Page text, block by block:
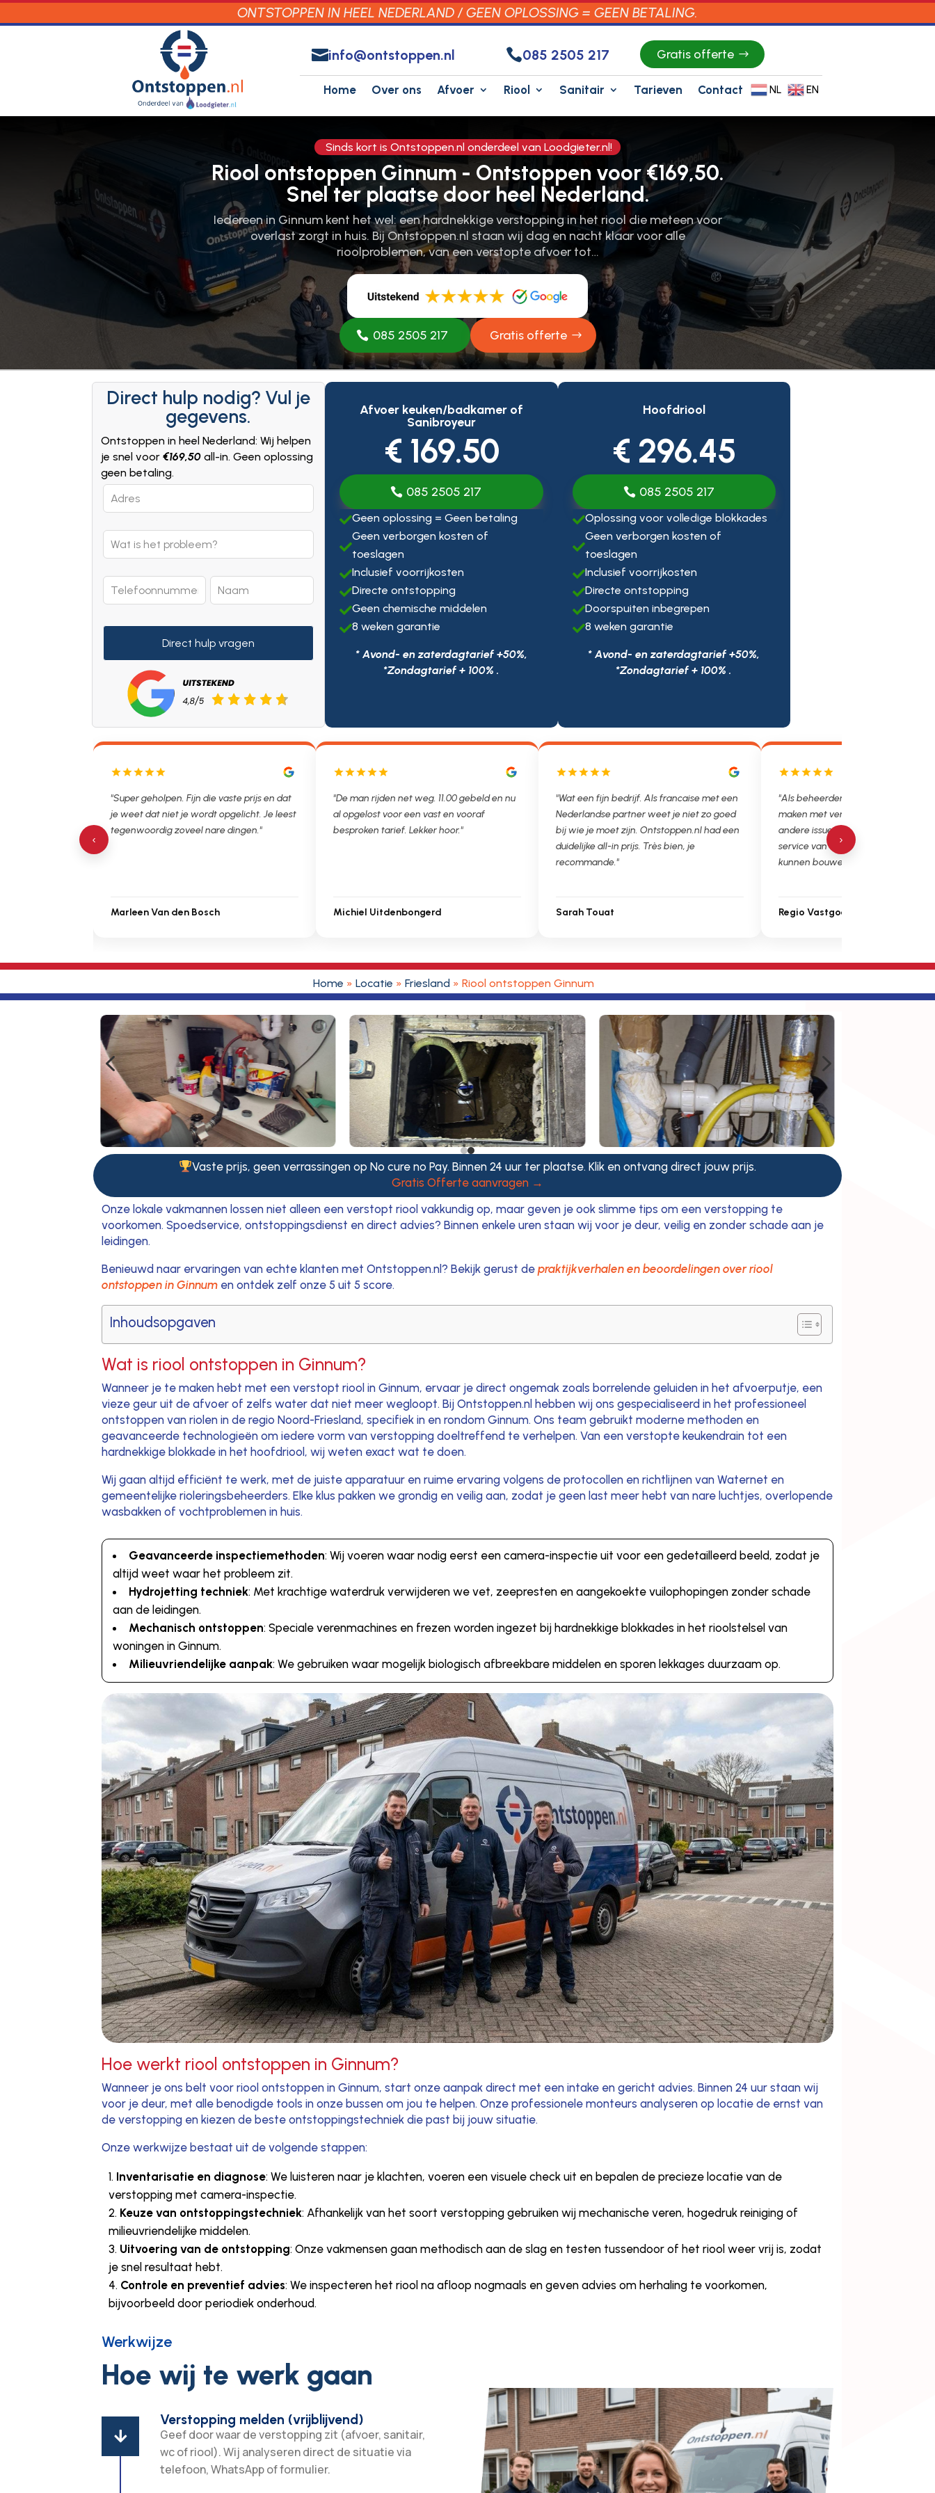
ONTSTOPPEN IN HEEL NEDERLAND / GEEN OPLOSSING = GEEN BETALING.
info@ontstoppen.nl 085 2505 217 Gratis offerte
Home Over ons Afvoer Riool Sanitair Tarieven Contact NL EN
Sinds kort is Ontstoppen.nl onderdeel van Loodgieter.nl!
Riool ontstoppen Ginnum - Ontstoppen voor €169,50.
Snel ter plaatse door heel Nederland.
Iedereen in Ginnum kent het wel: een hardnekkige verstopping in het riool die meteen voor
overlast zorgt in huis.​ Bij Ontstoppen.​nl staan wij dag en nacht klaar voor alle
rioolproblemen, van een verstopte afvoer tot…
085 2505 217 Gratis offerte
Direct hulp nodig? Vul je
gegevens.
Ontstoppen in heel Nederland: Wij helpen
je snel voor €169,50 all-in. Geen oplossing
geen betaling.
Leave
this
blank
Direct hulp vragen
Afvoer keuken/badkamer of
Sanibroyeur
€ 169.50
085 2505 217
Geen oplossing = Geen betaling

Geen verborgen kosten of
toeslagen
Inclusief voorrijkosten
Directe ontstopping
Geen chemische middelen
8 weken garantie
* Avond- en zaterdagtarief +50%,
*Zondagtarief + 100% .
Hoofdriool
€ 296.45
085 2505 217
Oplossing voor volledige blokkades

Geen verborgen kosten of
toeslagen
Inclusief voorrijkosten
Directe ontstopping
Doorspuiten inbegrepen
8 weken garantie
* Avond- en zaterdagtarief +50%,
*Zondagtarief + 100% .
"Super geholpen. Fijn die vaste prijs en dat
je weet dat niet je wordt opgelicht. Je leest
tegenwoordig zoveel nare dingen."
Marleen Van den Bosch
"De man rijden net weg. 11.00 gebeld en nu
al opgelost voor een vast en vooraf
besproken tarief. Lekker hoor."
Michiel Uitdenbongerd
"Wat een fijn bedrijf. Als francaise met een
Nederlandse partner weet je niet zo goed
bij wie je moet zijn. Ontstoppen.nl had een
duidelijke all-in prijs. Très bien, je
recommande."
Sarah Touat
"Als beheerder hebben we helaas
maken met verstoppingen,
andere issues. Het is super fijn dat
service van Ontstoppen.nl en
kunnen bouwen. Ga zo door!"
Regio Vastgoedbeheer
‹ ›
Home » Locatie » Friesland » Riool ontstoppen Ginnum
4 5
Vaste prijs, geen verrassingen op No cure no Pay. Binnen 24 uur ter plaatse. Klik en ontvang direct jouw prijs.
Gratis Offerte aanvragen →
Onze lokale vakmannen lossen niet alleen een verstopt riool vakkundig op, maar geven je ook slimme tips om een verstopping te
voorkomen. Spoedservice, ontstoppingsdienst en direct advies? Binnen enkele uren staan wij voor je deur, veilig en zonder schade aan je
leidingen.
Benieuwd naar ervaringen van echte klanten met Ontstoppen.nl? Bekijk gerust depraktijkverhalen en beoordelingen over riool
ontstoppen in Ginnum en ontdek zelf onze 5 uit 5 score.
Inhoudsopgaven
Wat is riool ontstoppen in Ginnum?
Wanneer je te maken hebt met een verstopt riool in Ginnum, ervaar je direct ongemak zoals borrelende geluiden in het afvoerputje, een
vieze geur uit de afvoer of zelfs water dat niet meer wegloopt. Bij Ontstoppen.nl hebben wij ons gespecialiseerd in het professioneel
ontstoppen van riolen in de regio Noord-Friesland, specifiek in en rondom Ginnum. Ons team gebruikt moderne methoden en
geavanceerde technologieën om iedere vorm van verstopping doeltreffend te verhelpen. Van een verstopte keukendrain tot een
hardnekkige blokkade in het hoofdriool, wij weten exact wat te doen.
Wij gaan altijd efficiënt te werk, met de juiste apparatuur en ruime ervaring volgens de protocollen en richtlijnen van Waternet en
gemeentelijke rioleringsbeheerders. Elke klus pakken we grondig en veilig aan, zodat je geen last meer hebt van nare luchtjes, overlopende
wasbakken of vochtproblemen in huis.
Geavanceerde inspectiemethoden: Wij voeren waar nodig eerst een camera-inspectie uit voor een gedetailleerd beeld, zodat je
altijd weet waar het probleem zit.
Hydrojetting techniek: Met krachtige waterdruk verwijderen we vet, zeepresten en aangekoekte vuilophopingen zonder schade
aan de leidingen.
Mechanisch ontstoppen: Speciale verenmachines en frezen worden ingezet bij hardnekkige blokkades in het rioolstelsel van
woningen in Ginnum.
Milieuvriendelijke aanpak: We gebruiken waar mogelijk biologisch afbreekbare middelen en sporen lekkages duurzaam op.
Hoe werkt riool ontstoppen in Ginnum?
Wanneer je ons belt voor riool ontstoppen in Ginnum, start onze aanpak direct met een intake en gericht advies. Binnen 24 uur staan wij
voor je deur, met alle benodigde tools in onze bussen om jou te helpen. Onze professionele monteurs analyseren op locatie de ernst van
de verstopping en kiezen de beste ontstoppingstechniek die past bij jouw situatie.
Onze werkwijze bestaat uit de volgende stappen:
Inventarisatie en diagnose: We luisteren naar je klachten, voeren een visuele check uit en bepalen de precieze locatie van de
verstopping met camera-inspectie.
Keuze van ontstoppingstechniek: Afhankelijk van het soort verstopping gebruiken wij mechanische veren, hogedruk reiniging of
milieuvriendelijke middelen.
Uitvoering van de ontstopping: Onze vakmensen gaan methodisch aan de slag en testen tussendoor of het riool weer vrij is, zodat
je snel resultaat hebt.
Controle en preventief advies: We inspecteren het riool na afloop nogmaals en geven advies om herhaling te voorkomen,
bijvoorbeeld door periodiek onderhoud.
Werkwijze
Hoe wij te werk gaan

Verstopping melden (vrijblijvend)
Geef door waar de verstopping zit (afvoer, sanitair,
wc of riool). Wij analyseren direct de situatie via
telefoon, WhatsApp of formulier.